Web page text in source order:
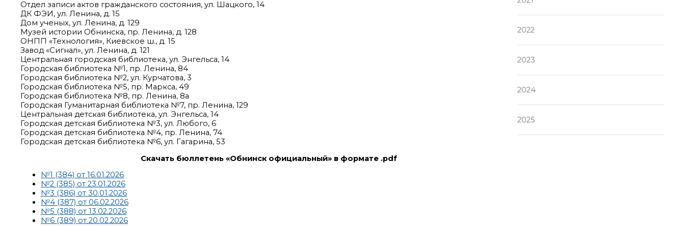
Отдел записи актов гражданского состояния, ул. Шацкого, 14
ДК ФЭИ, ул. Ленина, д. 15
Дом ученых, ул. Ленина, д. 129
Музей истории Обнинска, пр. Ленина, д. 128
ОНПП «Технология», Киевское ш., д. 15
Завод «Сигнал», ул. Ленина, д. 121
Центральная городская библиотека, ул. Энгельса, 14
Городская библиотека №1, пр. Ленина, 84
Городская библиотека №2, ул. Курчатова, 3
Городская библиотека №5, пр. Маркса, 49
Городская библиотека №8, пр. Ленина, 8а
Городская Гуманитарная библиотека №7, пр. Ленина, 129
Центральная детская библиотека, ул. Энгельса, 14
Городская детская библиотека №3, ул. Любого, 6
Городская детская библиотека №4, пр. Ленина, 74
Городская детская библиотека №6, ул. Гагарина, 53
Скачать бюллетень «Обнинск официальный» в формате .pdf
№1 (384) от 16.01.2026
№2 (385) от 23.01.2026
№3 (386) от 30.01.2026
№4 (387) от 06.02.2026
№5 (388) от 13.02.2026
№6 (389) от 20.02.2026
2022
2023
2024
2025